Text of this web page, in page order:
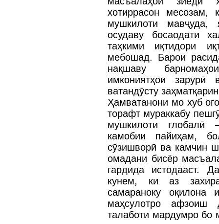
хотиррасон
мушкилоти мавҷуда,
осудаву босаодати
таҳкими иқтидори
мебошад. Барои
нақшаву
имкониятҳои
ватандӯсту
Ҳамватанони мо хуб
торафт мураккабу
мушкилоти глобалӣ
камобии пайиҳам,
сӯзишворӣ ва камчин
омадани бисёр
гардида истодааст.
кунем, ки аз
самараноку оқилона
маҳсулотро афзоиш
талаботи мардумро бо